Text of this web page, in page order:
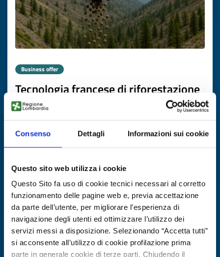
Consenso Dettagli Informazioni sui cookie
Questo sito web utilizza i cookie
Questo Sito fa uso di cookie tecnici necessari al corretto
funzionamento delle pagine web e, previa accettazione
da parte dell’utente, per migliorare l’esperienza di
navigazione degli utenti ed ottimizzare l’utilizzo dei
servizi messi a disposizione. Selezionando “Accetta tutti”
si acconsente all’utilizzo di cookie profilazione prima
parte in generale cookie di terze parti. Chiudendo il
Business offer
Tecnologia francese di riforestazione
con droni
ID: BOFR20251105022
DISCOVER MORE →
Expires on20 novembre 2026